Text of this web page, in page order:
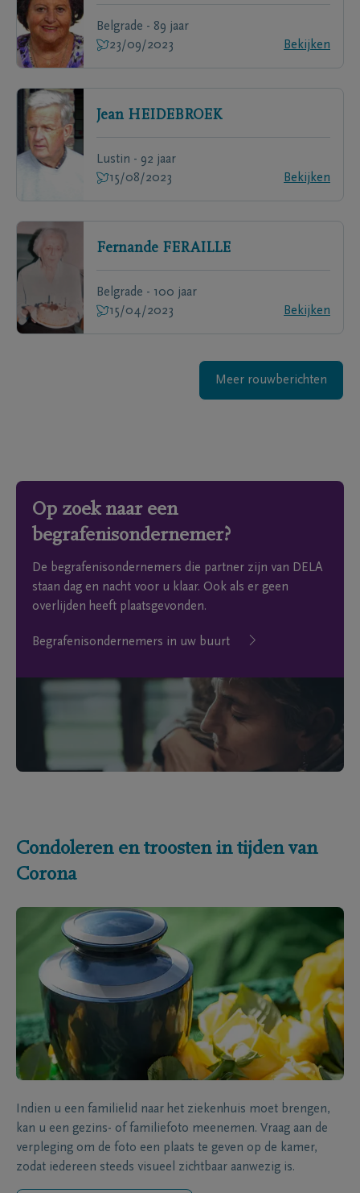
Belgrade - 89 jaar
23/09/2023
Bekijken
Jean HEIDEBROEK
Lustin - 92 jaar
15/08/2023
Bekijken
Fernande FERAILLE
Belgrade - 100 jaar
15/04/2023
Bekijken
Meer rouwberichten
Op zoek naar een
begrafenisondernemer?
De begrafenisondernemers die partner zijn van DELA
staan dag en nacht voor u klaar. Ook als er geen
overlijden heeft plaatsgevonden.
Begrafenisondernemers in uw buurt
Condoleren en troosten in tijden van
Corona
Indien u een familielid naar het ziekenhuis moet brengen,
kan u een gezins- of familiefoto meenemen. Vraag aan de
verpleging om de foto een plaats te geven op de kamer,
zodat iedereen steeds visueel zichtbaar aanwezig is.